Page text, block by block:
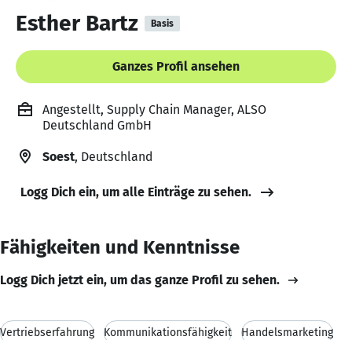
Esther Bartz Basis
Ganzes Profil ansehen
Angestellt, Supply Chain Manager, ALSO
Deutschland GmbH
Soest, Deutschland
Logg Dich ein, um alle Einträge zu sehen.
Fähigkeiten und Kenntnisse
Logg Dich jetzt ein, um das ganze Profil zu sehen.
Vertriebserfahrung Kommunikationsfähigkeit Handelsmarketing